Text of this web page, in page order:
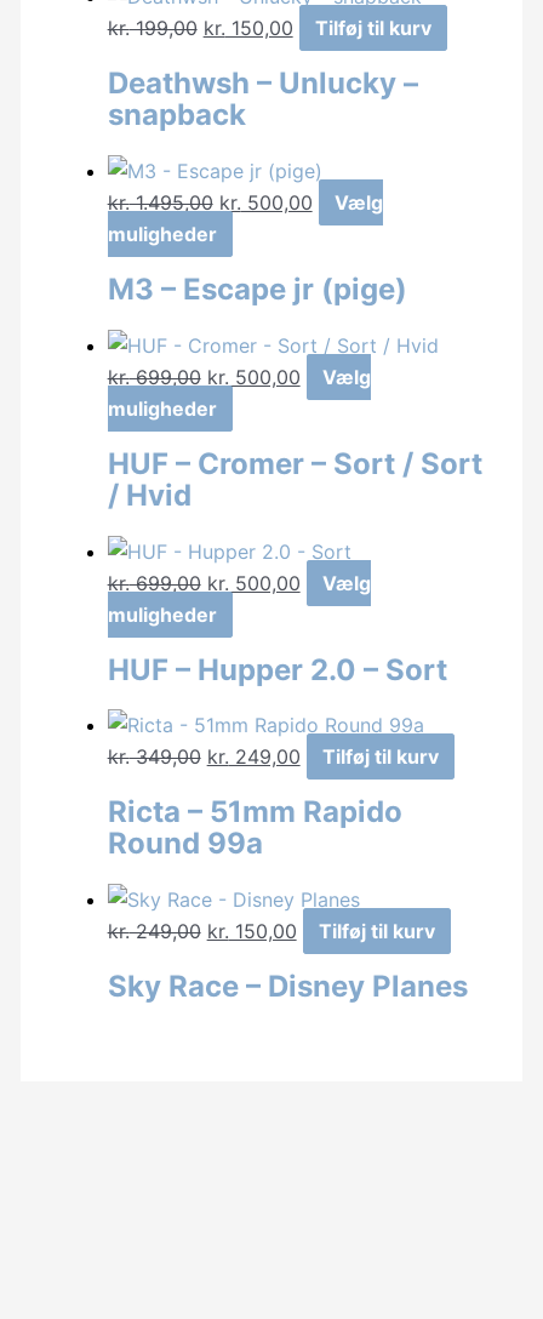
kr.199,00 Den
oprindelige
pris
var:
kr. 150,00Den
aktuelle
pris
Tilføj til kurv
Deathwsh – Unlucky –
snapback
kr.1.495,00 Den
oprindelige
pris
var:
kr. 500,00Den
aktuelle
er:
Vælg
muligheder
vare
har
varianter.
Mulighederne
vælges
M3 – Escape jr (pige)
kr.699,00 Den
oprindelige
pris
var:
kr. 500,00Den
aktuelle
er:
Vælg
muligheder
vare
har
Mulighederne
kan
på
varesiden
HUF – Cromer – Sort / Sort
/ Hvid
kr.699,00 Den
oprindelige
pris
var:
kr. 500,00Den
aktuelle
er:
Vælg
muligheder
vare
har
varianter.
Mulighederne
kan
vælges
varesiden
HUF – Hupper 2.0 – Sort
kr.349,00 Den
oprindelige
pris
var:
kr. 249,00Den
aktuelle
pris
Tilføj til kurv
Ricta – 51mm Rapido
Round 99a
kr.249,00 Den
oprindelige
pris
kr. 150,00Den
aktuelle
pris
Tilføj til kurv
Sky Race – Disney Planes